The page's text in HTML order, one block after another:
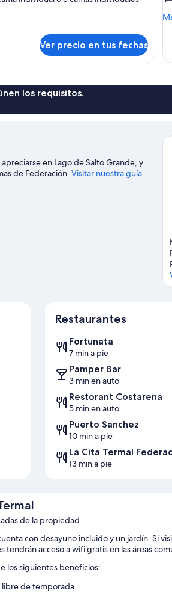
Ver precio en tus fechas
los requisitos.
en Lago de Salto Grande, y
de Federación. Visitar nuestra guía
Restaurantes
Fortunata
7 min a pie
Pamper Bar
3 min en auto
Restorant Costarena
5 min en auto
Puerto Sanchez
10 min a pie
La Cita Termal
13 min a pie
de la propiedad
con desayuno incluido y un jardín. Si
tendrán acceso a wifi gratis en las áreas
los siguientes beneficios:
libre de temporada